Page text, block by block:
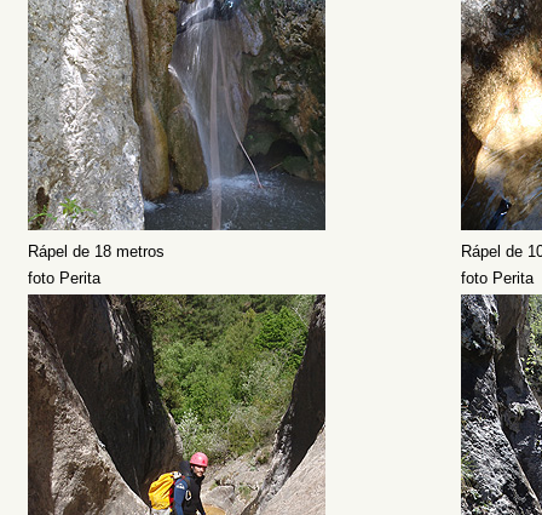
Rápel de 18 metros
Rápel de
foto Perita
foto Perita